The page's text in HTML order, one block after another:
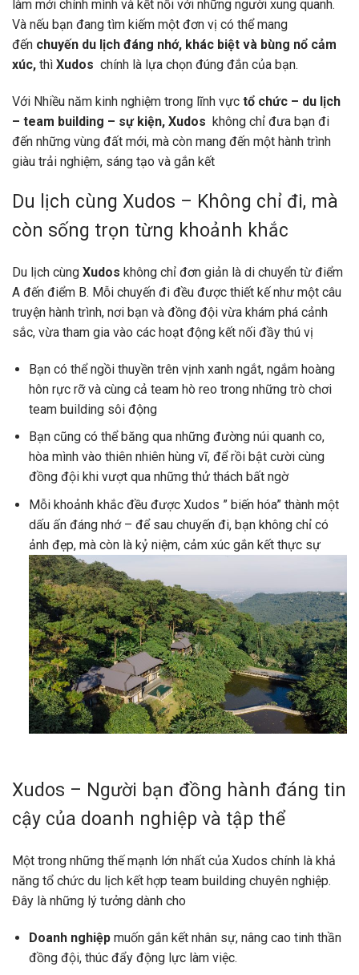
làm mới chính mình và kết nối với những người xung quanh.
Và nếu bạn đang tìm kiếm một đơn vị có thể mang
đến chuyến du lịch đáng nhớ, khác biệt và bùng nổ cảm
xúc, thì Xudos chính là lựa chọn đúng đắn của bạn.
Với Nhiều năm kinh nghiệm trong lĩnh vực tổ chức – du lịch
– team building – sự kiện, Xudos không chỉ đưa bạn đi
đến những vùng đất mới, mà còn mang đến một hành trình
giàu trải nghiệm, sáng tạo và gắn kết
Du lịch cùng Xudos – Không chỉ đi, mà
còn sống trọn từng khoảnh khắc
Du lịch cùng Xudos không chỉ đơn giản là di chuyển từ điểm
A đến điểm B. Mỗi chuyến đi đều được thiết kế như một câu
truyện hành trình, nơi bạn và đồng đội vừa khám phá cảnh
sắc, vừa tham gia vào các hoạt động kết nối đầy thú vị
Bạn có thể ngồi thuyền trên vịnh xanh ngắt, ngắm hoàng
hôn rực rỡ và cùng cả team hò reo trong những trò chơi
team building sôi động
Bạn cũng có thể băng qua những đường núi quanh co,
hòa mình vào thiên nhiên hùng vĩ, để rồi bật cười cùng
đồng đội khi vượt qua những thử thách bất ngờ
Mỗi khoảnh khắc đều được Xudos ” biến hóa” thành một
dấu ấn đáng nhớ – để sau chuyến đi, bạn không chỉ có
ảnh đẹp, mà còn là kỷ niệm, cảm xúc gắn kết thực sự
Xudos – Người bạn đồng hành đáng tin
cậy của doanh nghiệp và tập thể
Một trong những thế mạnh lớn nhất của Xudos chính là khả
năng tổ chức du lịch kết hợp team building chuyên nghiệp.
Đây là những lý tưởng dành cho
Doanh nghiệp muốn gắn kết nhân sự, nâng cao tinh thần
đồng đội, thúc đẩy động lực làm việc.